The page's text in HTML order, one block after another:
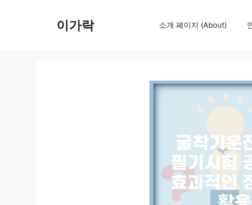
이가락 소개 페이지 (About)